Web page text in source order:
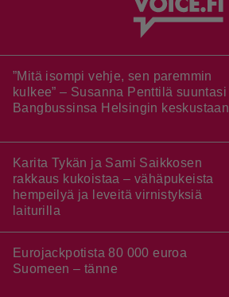
”Mitä isompi vehje, sen paremmin
kulkee” – Susanna Penttilä suuntasi
Bangbussinsa Helsingin keskustaan
Karita Tykän ja Sami Saikkosen
rakkaus kukoistaa – vähäpukeista
hempeilyä ja leveitä virnistyksiä
laiturilla
Eurojackpotista 80 000 euroa
Suomeen – tänne